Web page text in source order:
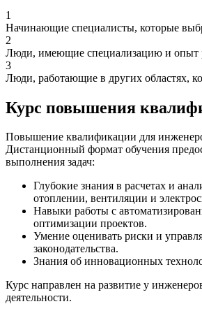
1
Начинающие специалисты, которые
2
Люди, имеющие специализацию и опыт
3
Люди, работающие в других областях,
Курс повышения
Повышение квалификации для
Дистанционный формат обучения
выполнения задач:
Глубокие знания в расчетах и
отоплении, вентиляции и
Навыки работы с
оптимизации проектов.
Умение оценивать риски и
законодательства.
Знания об инновационных
Курс направлен на развитие у
деятельности.